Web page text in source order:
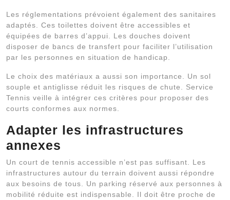
Les réglementations prévoient également des sanitaires
adaptés. Ces toilettes doivent être accessibles et
équipées de barres d’appui. Les douches doivent
disposer de bancs de transfert pour faciliter l’utilisation
par les personnes en situation de handicap.
Le choix des matériaux a aussi son importance. Un sol
souple et antiglisse réduit les risques de chute. Service
Tennis veille à intégrer ces critères pour proposer des
courts conformes aux normes.
Adapter les infrastructures
annexes
Un court de tennis accessible n’est pas suffisant. Les
infrastructures autour du terrain doivent aussi répondre
aux besoins de tous. Un parking réservé aux personnes à
mobilité réduite est indispensable. Il doit être proche de